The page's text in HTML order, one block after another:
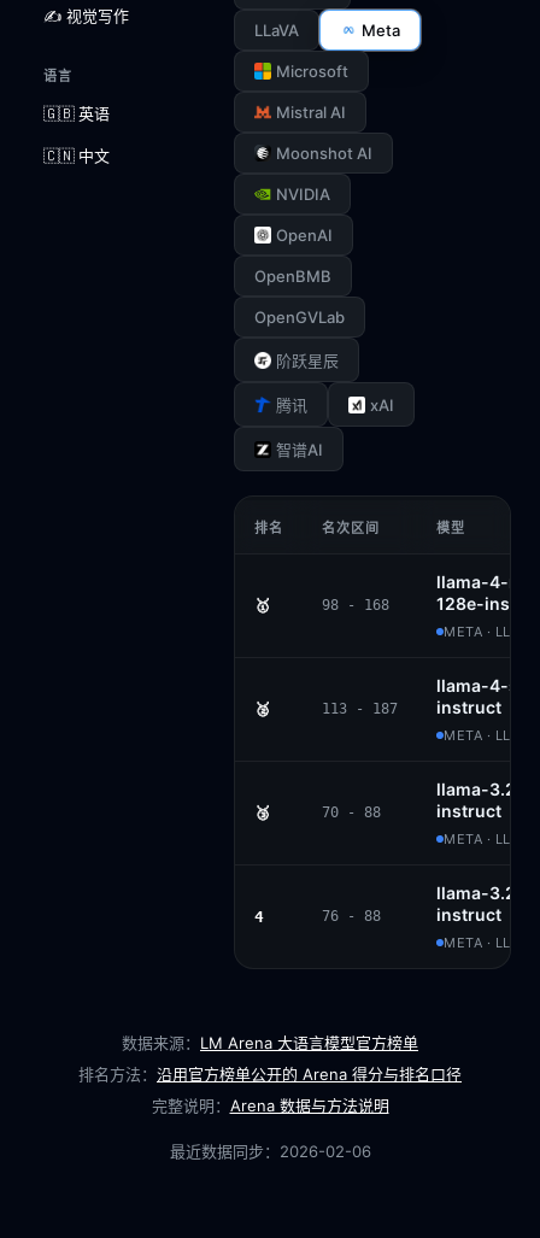
✍️ 视觉写作
语言
🇬🇧 英语
🇨🇳 中文
LLaVA Meta
Microsoft
Mistral AI
Moonshot AI
NVIDIA
OpenAI
OpenBMB
OpenGVLab
阶跃星辰
腾讯 xAI
智谱AI
排名 名次区间 模型
🥇 98 - 168
llama-4-
128e-
META ·
🥈 113 - 187
llama-4-
instruct
META ·
🥉 70 - 88
llama-3.2-
instruct
META ·
4 76 - 88
llama-3.2-
instruct
META ·
数据来源： LM Arena 大语言模型官方榜单
排名方法： 沿用官方榜单公开的 Arena 得分与排名口径
完整说明： Arena 数据与方法说明
最近数据同步： 2026-02-06